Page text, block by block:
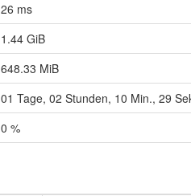
26 ms
1.44 GiB
648.33 MiB
01 Tage, 02 Stunden, 10 Min., 30
0 %